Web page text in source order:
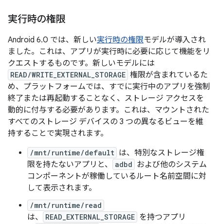
実行時の権限
Android 6.0 では、新しい実行時の権限モデルが導入され
ました。これは、アプリが実行時に必要に応じて機能をリ
クエストするものです。新しいモデルには
READ/WRITE_EXTERNAL_STORAGE 権限が含まれているた
め、プラットフォームでは、すでに実行中のアプリを強制
終了または再起動することなく、ストレージ アクセスを
動的に付与する必要があります。これは、マウントされた
すべてのストレージ デバイスの 3 つの異なるビューを維
持することで実現されます。
/mnt/runtime/default は、特別なストレージ権
限を持たないアプリと、
adbd および他のシステム
コンポーネントが稼働しているルート名前空間に対
して表示されます。
/mnt/runtime/read
は、 READ_EXTERNAL_STORAGE を持つアプリ